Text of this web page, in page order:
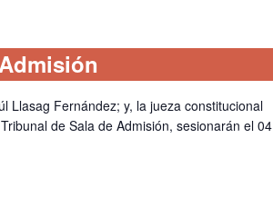
Llasag Fernández; y, la jueza constitucional
de Sala de Admisión, sesionarán el 04